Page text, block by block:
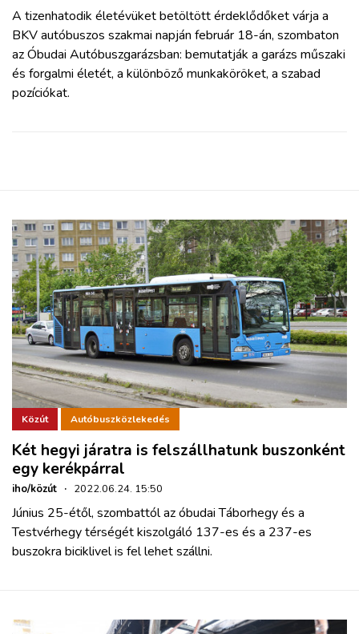
A tizenhatodik életévüket betöltött érdeklődőket várja a
BKV autóbuszos szakmai napján február 18-án, szombaton
az Óbudai Autóbuszgarázsban: bemutatják a garázs műszaki
és forgalmi életét, a különböző munkaköröket, a szabad
pozíciókat.
Közút Autóbuszközlekedés
Két hegyi járatra is felszállhatunk buszonként
egy kerékpárral
iho/közút · 2022.06.24. 15:50
Június 25-étől, szombattól az óbudai Táborhegy és a
Testvérhegy térségét kiszolgáló 137-es és a 237-es
buszokra biciklivel is fel lehet szállni.